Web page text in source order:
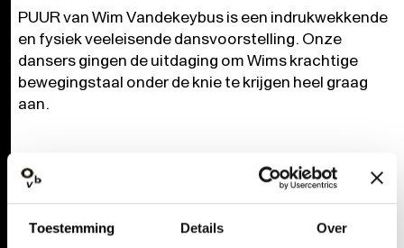
Toestemming Details Over
PUUR van Wim Vandekeybus is een indrukwekkende
en fysiek veeleisende dansvoorstelling. Onze
dansers gingen de uitdaging om Wims krachtige
bewegingstaal onder de knie te krijgen heel graag
aan.
DANS